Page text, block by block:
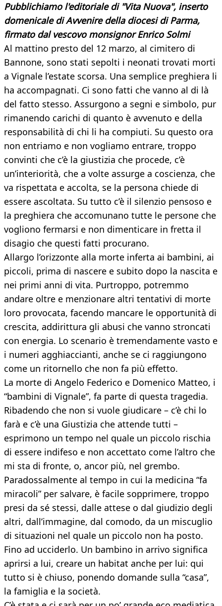
Pubblichiamo l'editoriale di "Vita Nuova", inserto
domenicale di Avvenire della diocesi di Parma,
firmato dal vescovo monsignor Enrico Solmi
Al mattino presto del 12 marzo, al cimitero di
Bannone, sono stati sepolti i neonati trovati morti
a Vignale l’estate scorsa. Una semplice preghiera li
ha accompagnati. Ci sono fatti che vanno al di là
del fatto stesso. Assurgono a segni e simbolo, pur
rimanendo carichi di quanto è avvenuto e della
responsabilità di chi li ha compiuti. Su questo ora
non entriamo e non vogliamo entrare, troppo
convinti che c’è la giustizia che procede, c’è
un’interiorità, che a volte assurge a coscienza, che
va rispettata e accolta, se la persona chiede di
essere ascoltata. Su tutto c’è il silenzio pensoso e
la preghiera che accomunano tutte le persone che
vogliono fermarsi e non dimenticare in fretta il
disagio che questi fatti procurano.
Allargo l’orizzonte alla morte inferta ai bambini, ai
piccoli, prima di nascere e subito dopo la nascita e
nei primi anni di vita. Purtroppo, potremmo
andare oltre e menzionare altri tentativi di morte
loro provocata, facendo mancare le opportunità di
crescita, addirittura gli abusi che vanno stroncati
con energia. Lo scenario è tremendamente vasto e
i numeri agghiaccianti, anche se ci raggiungono
come un ritornello che non fa più effetto.
La morte di Angelo Federico e Domenico Matteo, i
“bambini di Vignale”, fa parte di questa tragedia.
Ribadendo che non si vuole giudicare – c’è chi lo
farà e c’è una Giustizia che attende tutti –
esprimono un tempo nel quale un piccolo rischia
di essere indifeso e non accettato come l’altro che
mi sta di fronte, o, ancor più, nel grembo.
Paradossalmente al tempo in cui la medicina “fa
miracoli” per salvare, è facile sopprimere, troppo
presi da sé stessi, dalle attese o dal giudizio degli
altri, dall’immagine, dal comodo, da un miscuglio
di situazioni nel quale un piccolo non ha posto.
Fino ad ucciderlo. Un bambino in arrivo significa
aprirsi a lui, creare un habitat anche per lui: qui
tutto si è chiuso, ponendo domande sulla “casa”,
la famiglia e la società.